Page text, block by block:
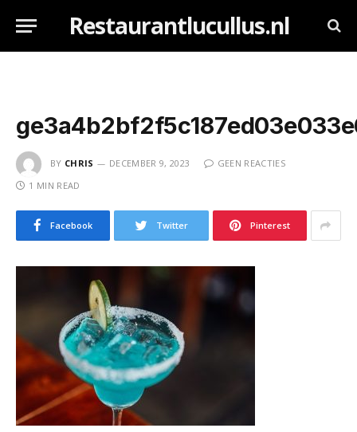
Restaurantlucullus.nl
BY CHRIS DECEMBER 9, 2023
GEEN REACTIES
1 MIN READ
Facebook Twitter Pinterest